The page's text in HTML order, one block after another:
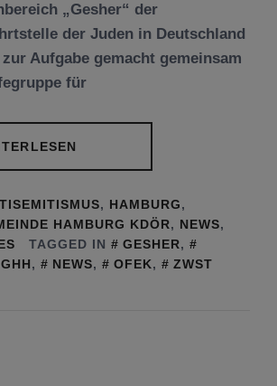
„Gesher“ der
der Juden in Deutschland
Aufgabe gemacht gemeinsam
für
, HAMBURG,
HAMBURG KDÖR, NEWS,
TAGGED IN GESHER,
, NEWS, OFEK, ZWST